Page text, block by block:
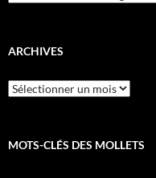
ARCHIVES
Archives
MOTS-CLÉS DES MOLLETS